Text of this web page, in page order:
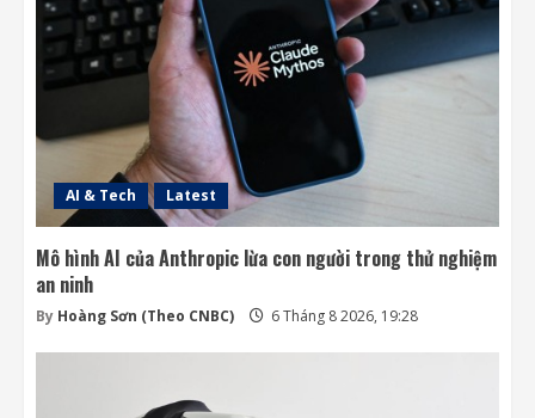
AI & Tech Latest
Mô hình AI của Anthropic lừa con người trong thử nghiệm
an ninh
By Hoàng Sơn (Theo CNBC) 6 Tháng 8 2026, 19:28